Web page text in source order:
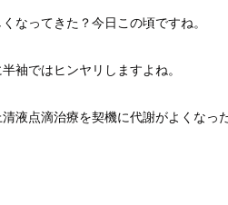
なってきた？今日この頃ですね。
袖ではヒンヤリしますよね。
液点滴治療を契機に代謝がよくなっ